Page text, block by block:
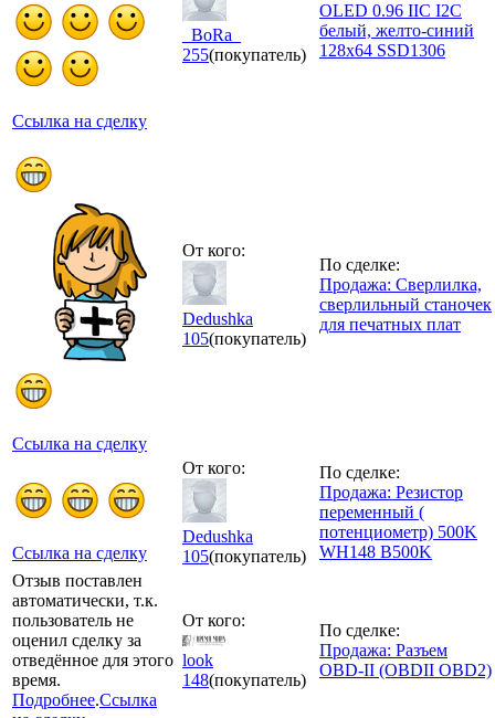
Ссылка на сделку
_BoRa_
255(покупатель)
OLED 0.96 IIC I2C
белый, желто-синий
128x64 SSD1306
Ссылка на сделку
От кого:
Dedushka
105(покупатель)
По сделке:
Продажа: Сверлилка,
сверлильный станочек
для печатных плат
Ссылка на сделку
От кого:
Dedushka
105(покупатель)
По сделке:
Продажа: Резистор
переменный (
потенциометр) 500K
WH148 B500K
Отзыв поставлен
автоматически, т.к.
пользователь не
оценил сделку за
отведённое для этого
время.
Подробнее.Ссылка
От кого:
look
148(покупатель)
По сделке:
Продажа: Разъем
OBD-II (OBDII OBD2)